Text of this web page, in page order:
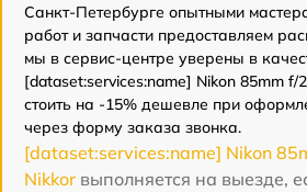
Санкт-Петербурге опытными
работ и запчасти предоставляем
мы в сервис-центре уверены в
[dataset:services:name] Nikon 85mm f/
стоить на -15% дешевле при
через форму заказа звонка.
[dataset:services:name] Nikon
Nikkor выполняется на выезде,